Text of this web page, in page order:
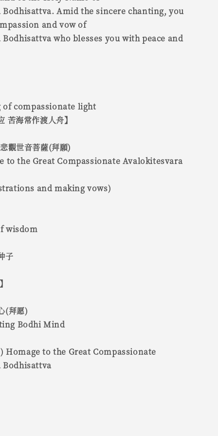
Bodhisattva. Amid the sincere chanting, you
and vow of
who blesses you with peace and
of compassionate light
苦海常作渡人舟】
觀世音菩薩(拜願)
to the Great Compassionate Avalokitesvara
and making vows)
wisdom
子
(拜愿)
Bodhi Mind
) Homage to the Great Compassionate
Bodhisattva